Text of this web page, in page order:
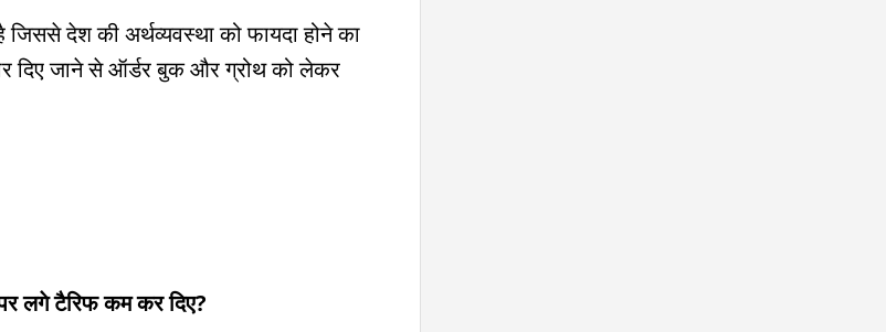
देश की अर्थव्यवस्था को फायदा होने का
दिए जाने से ऑर्डर बुक और ग्रोथ को लेकर
लगे टैरिफ कम कर दिए?